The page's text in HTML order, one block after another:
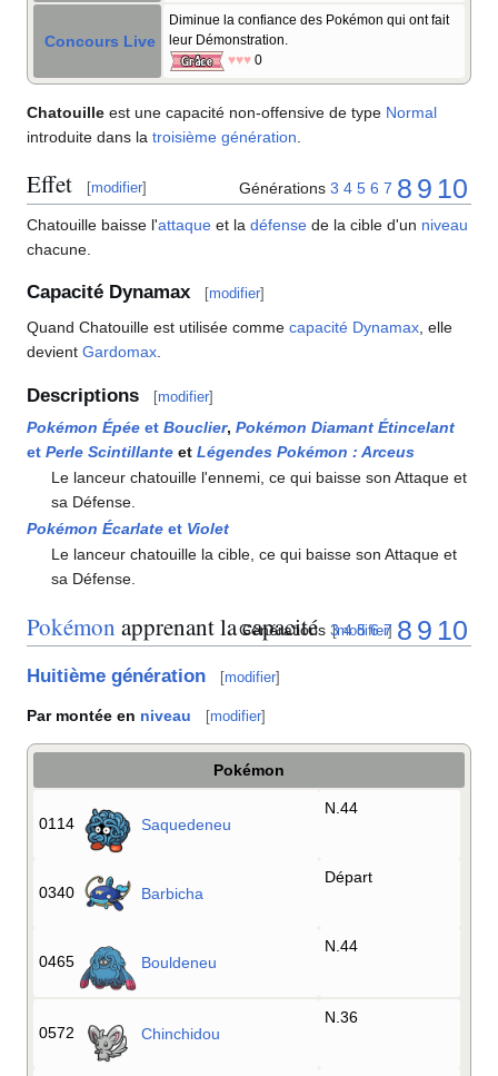
Concours Live
Diminue la confiance des Pokémon qui ont fait
leur Démonstration.
♥♥♥ 0
Chatouille est une capacité non-offensive de type Normal
introduite dans la troisième génération
Effet [modifier] Générations 3 4 5 6 7 8 9 10
Chatouille baisse l'attaque et la défense de la cible d'un niveau
chacune.
Capacité Dynamax [modifier]
Quand Chatouille est utilisée comme capacité Dynamax, elle
devient Gardomax.
Descriptions [modifier]
Pokémon Épée et Bouclier, Pokémon Diamant Étincelant
et Perle Scintillante et Légendes Pokémon : Arceus
Le lanceur chatouille l'ennemi, ce qui baisse son Attaque et
sa Défense.
Pokémon Écarlate et Violet
Le lanceur chatouille la cible, ce qui baisse son Attaque et
sa Défense.
Pokémon apprenant la capacité [modifier]
Générations 3 4 5 6 7 8 9 10
Huitième génération [modifier]
Par montée en niveau [modifier]
Pokémon
0114 Saquedeneu
N.44
0340 Barbicha
Départ
0465 Bouldeneu
N.44
0572 Chinchidou
N.36